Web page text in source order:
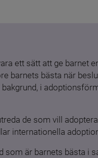
ett sätt att ge barnet
barnets bästa när
i
de som vill
internationella
är barnets bästa i